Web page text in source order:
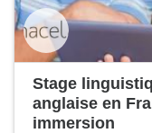
Stage
anglaise en
immersion